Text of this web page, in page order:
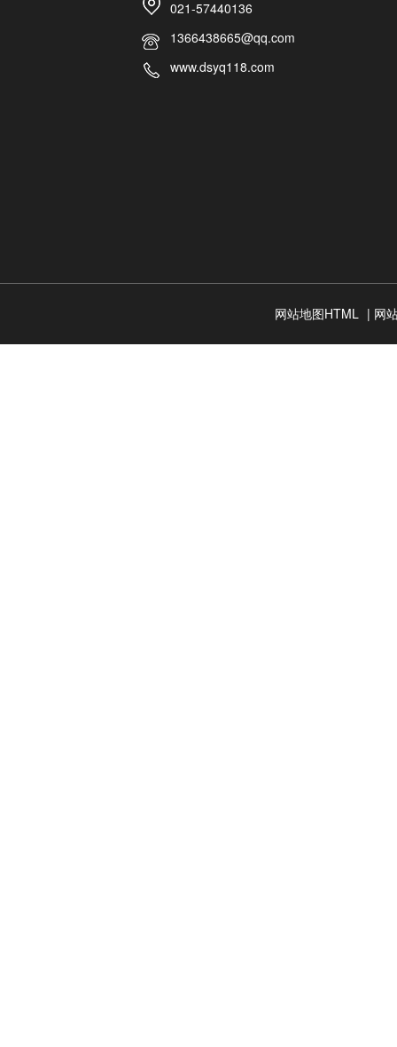
021-57440136
1366438665@qq.com
www.dsyq118.com
网站地图HTML | 网